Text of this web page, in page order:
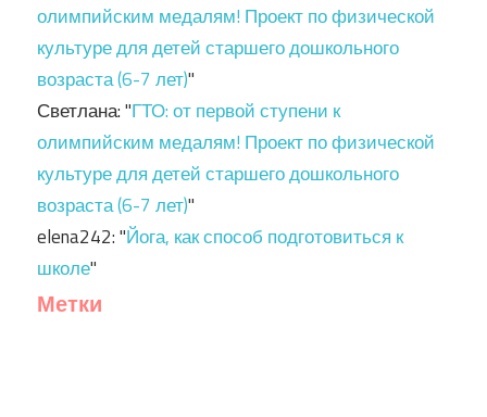
олимпийским медалям! Проект по физической
культуре для детей старшего дошкольного
возраста (6-7 лет)"
Светлана: "ГТО: от первой ступени к
олимпийским медалям! Проект по физической
культуре для детей старшего дошкольного
возраста (6-7 лет)"
elena242: "Йога, как способ подготовиться к
школе"
Метки